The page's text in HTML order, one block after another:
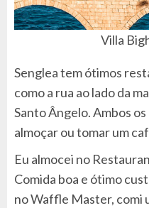
Villa
Senglea tem ótimos
como a rua ao lado da
Santo Ângelo. Ambos
almoçar ou tomar um
Eu almocei no
Comida boa e ótimo
no Waffle Master, comi